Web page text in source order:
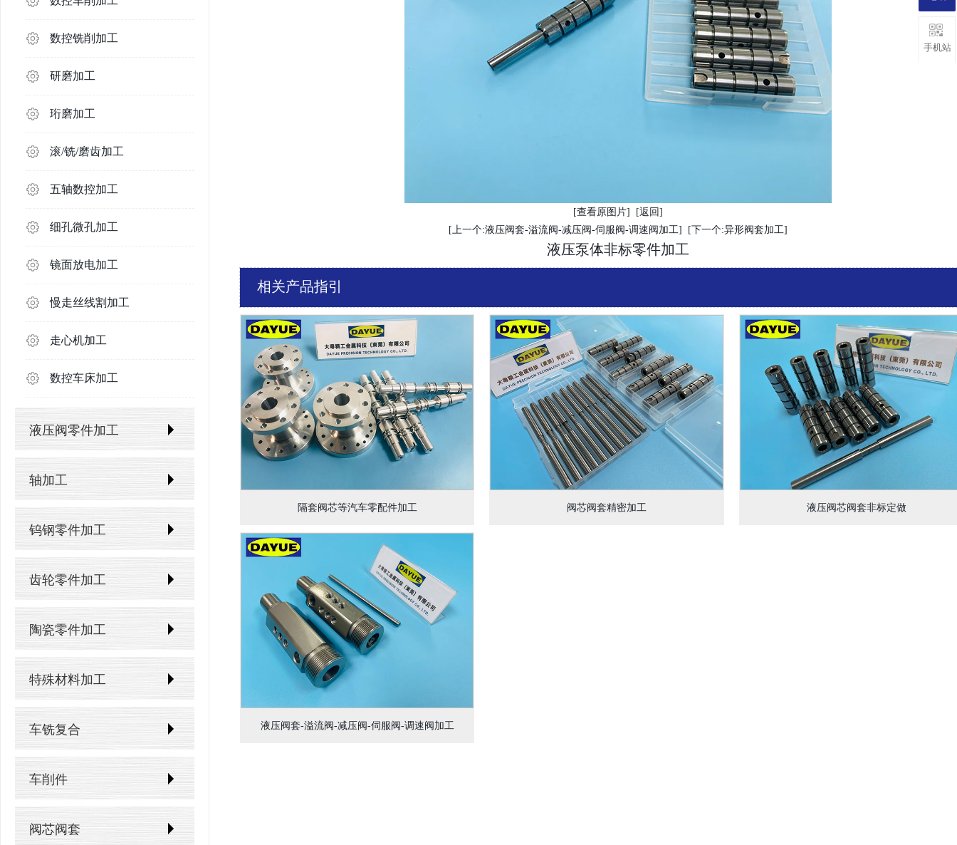
数控铣削加工
研磨加工
珩磨加工
滚/铣/磨齿加工
五轴数控加工
细孔微孔加工
镜面放电加工
慢走丝线割加工
走心机加工
数控车床加工
液压阀零件加工
阀芯加工
阀座加工
油缸加工
阀体加工
缸套加工
活塞杆加工
轴加工
电机轴加工
主轴加工
轴芯加工
齿轮轴加工
转轴加工
偏心轴加工
曲轴加工
钨钢零件加工
碳化钨模具
硬质合金加工
碳化钨轧辊
采矿业钨钢零件
齿轮零件加工
正斜齿轮加工
链轮加工
万向轮加工
齿条加工
陶瓷零件加工
氧化锆 (ZrO2)
氮化硅 (Si3N4)
氮化铝 (AlN)
碳化硅 (SiC)
特殊材料加工
钛合金零件加工
钼合金加工
钽合金加工
车铣复合
车削件
阀芯阀套
[查看原图片]
[返回]
[上一个:液压阀套-溢流阀-减压阀-伺服阀-调速阀加工]
[下一个:异形阀套加工]
液压泵体非标零件加工
相关产品指引
隔套阀芯等汽车零配件加工 阀芯阀套精密加工 液压阀芯阀套非标定做
液压阀套-溢流阀-减压阀-伺服阀-调速阀加工
手机站